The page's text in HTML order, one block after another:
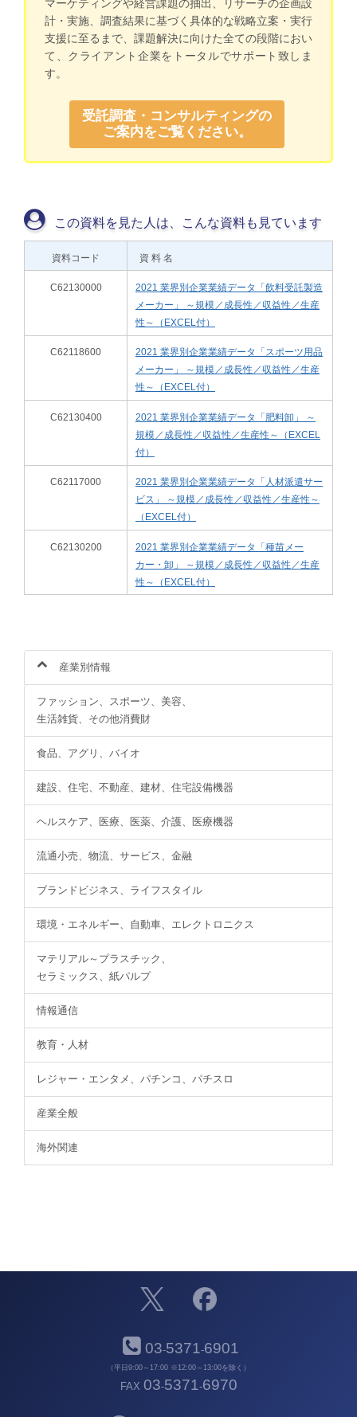
マーケティングや経営課題の抽出、リサーチの企画設
計・実施、調査結果に基づく具体的な戦略立案・実行
支援に至るまで、課題解決に向けた全ての段階におい
て、クライアント企業をトータルでサポート致しま
す。
受託調査・コンサルティングの
ご案内をご覧ください。
この資料を見た人は、こんな資料も見ています
資料コード 資 料 名
C62130000
2021 業界別企業業績データ「飲料受託製造
メーカー」 ～規模／成長性／収益性／生産
性～（EXCEL付）
C62118600
2021 業界別企業業績データ「スポーツ用品
メーカー」 ～規模／成長性／収益性／生産
性～（EXCEL付）
C62130400
2021 業界別企業業績データ「肥料卸」 ～
規模／成長性／収益性／生産性～（EXCEL
付）
C62117000
2021 業界別企業業績データ「人材派遣サー
ビス」 ～規模／成長性／収益性／生産性～
（EXCEL付）
C62130200
2021 業界別企業業績データ「種苗メー
カー・卸」 ～規模／成長性／収益性／生産
性～（EXCEL付）
産業別情報
ファッション、スポーツ、美容、
生活雑貨、その他消費財
食品、アグリ、バイオ
建設、住宅、不動産、建材、住宅設備機器
ヘルスケア、医療、医薬、介護、医療機器
流通小売、物流、サービス、金融
ブランドビジネス、ライフスタイル
環境・エネルギー、自動車、エレクトロニクス
マテリアル～プラスチック、
セラミックス、紙パルプ
情報通信
教育・人材
レジャー・エンタメ、パチンコ、パチスロ
産業全般
海外関連
03-5371-6901
（平日9:00～17:00 ※12:00～13:00を除く）
FAX 03-5371-6970